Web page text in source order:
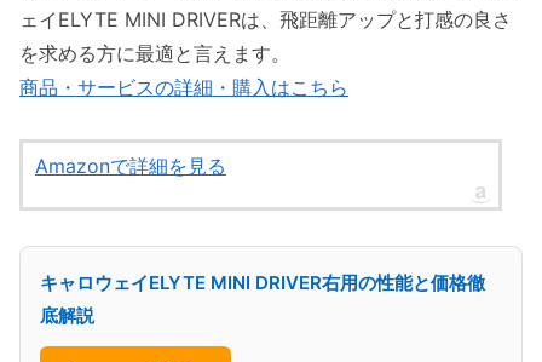
ェイELYTE MINI DRIVERは、飛距離アップと打感の良さ
を求める方に最適と言えます。
商品・サービスの詳細・購入はこちら
Amazonで詳細を見る
キャロウェイELYTE MINI DRIVER右用の性能と価格徹
底解説